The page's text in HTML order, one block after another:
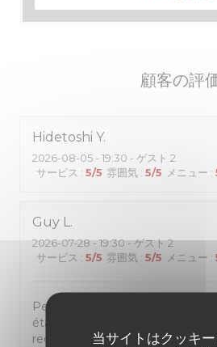
当サイトはクッキ
顧客の評
Hidetoshi Y
2026-08-05 - 19:30 - ゲスト 2
サービス : 5/5 雰囲気 : 5/5 メニュー :
Guy L
2026-07-28- 19:30 - ゲスト 2
サービス : 5/5 雰囲気 : 5/5 メニュー :
Personnel très sympatique.
était très bien de l'entrée au
recommande ce restaurant a